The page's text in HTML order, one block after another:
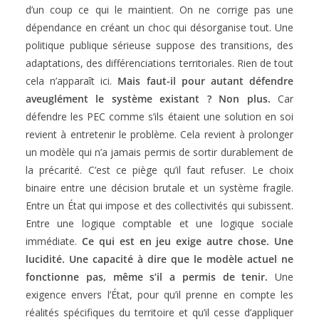
d’un coup ce qui le maintient. On ne corrige pas une
dépendance en créant un choc qui désorganise tout. Une
politique publique sérieuse suppose des transitions, des
adaptations, des différenciations territoriales. Rien de tout
cela n’apparaît ici. Mais faut-il pour autant défendre
aveuglément le système existant ? Non plus. Car
défendre les PEC comme s’ils étaient une solution en soi
revient à entretenir le problème. Cela revient à prolonger
un modèle qui n’a jamais permis de sortir durablement de
la précarité. C’est ce piège qu’il faut refuser. Le choix
binaire entre une décision brutale et un système fragile.
Entre un État qui impose et des collectivités qui subissent.
Entre une logique comptable et une logique sociale
immédiate. Ce qui est en jeu exige autre chose. Une
lucidité. Une capacité à dire que le modèle actuel ne
fonctionne pas, même s’il a permis de tenir. Une
exigence envers l’État, pour qu’il prenne en compte les
réalités spécifiques du territoire et qu’il cesse d’appliquer